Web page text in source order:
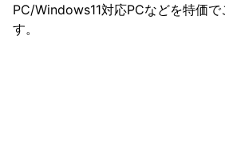
PC/Windows11対応PCなどを特価で
す。